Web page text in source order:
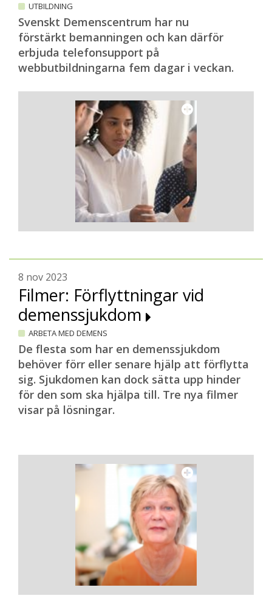
UTBILDNING
Svenskt Demenscentrum har nu
förstärkt bemanningen och kan därför
erbjuda telefonsupport på
webbutbildningarna fem dagar i veckan.
8 nov 2023
Filmer: Förflyttningar vid
demenssjukdom
ARBETA MED DEMENS
De flesta som har en demenssjukdom
behöver förr eller senare hjälp att förflytta
sig. Sjukdomen kan dock sätta upp hinder
för den som ska hjälpa till. Tre nya filmer
visar på lösningar.